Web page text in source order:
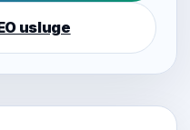
usluge